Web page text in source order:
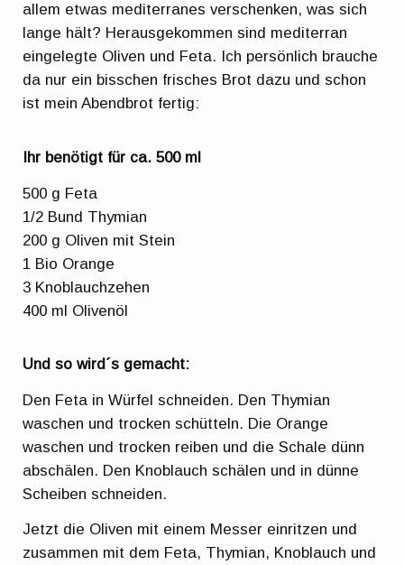
allem etwas mediterranes verschenken, was sich
lange hält? Herausgekommen sind mediterran
eingelegte Oliven und Feta. Ich persönlich brauche
da nur ein bisschen frisches Brot dazu und schon
ist mein Abendbrot fertig:
Ihr benötigt für ca. 500 ml
500 g Feta
1/2 Bund Thymian
200 g Oliven mit Stein
1 Bio Orange
3 Knoblauchzehen
400 ml Olivenöl
Und so wird´s gemacht:
Den Feta in Würfel schneiden. Den Thymian
waschen und trocken schütteln. Die Orange
waschen und trocken reiben und die Schale dünn
abschälen. Den Knoblauch schälen und in dünne
Scheiben schneiden.
Jetzt die Oliven mit einem Messer einritzen und
zusammen mit dem Feta, Thymian, Knoblauch und